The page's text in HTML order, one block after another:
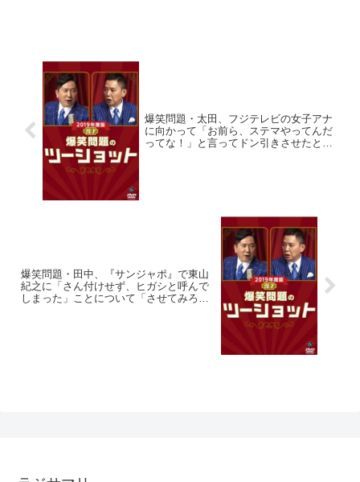
爆笑問題・太田、フジテレビの女子アナ
に向かって「お前ら、ステマやってんだ
ってな！」と言ってドン引きさせたと告
爆笑問題・田中、『サンジャポ』で東山
紀之に「さん付けせず、ヒガシと呼んで
しまった」ことについて「させてみろ